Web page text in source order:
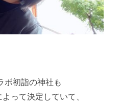
ボ初詣の神社も
って決定していて、